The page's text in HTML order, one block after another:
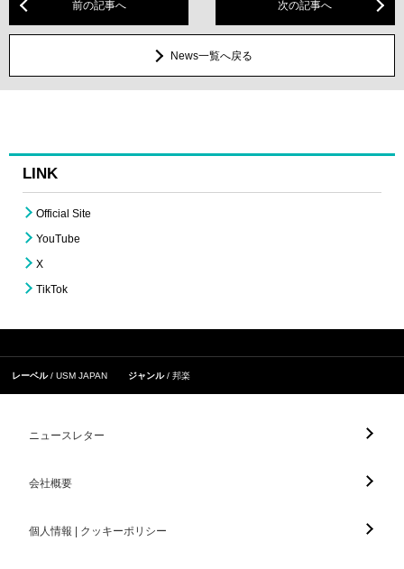
前の記事へ 次の記事へ
News一覧へ戻る
LINK
Official Site
YouTube
X
TikTok
レーベル USM JAPAN ジャンル 邦楽
ニュースレター
会社概要
個人情報 | クッキーポリシー